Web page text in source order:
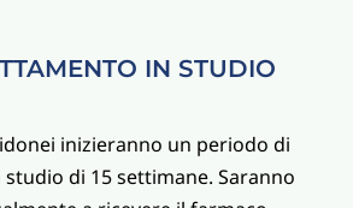
IN STUDIO
inizieranno un periodo di
di 15 settimane. Saranno